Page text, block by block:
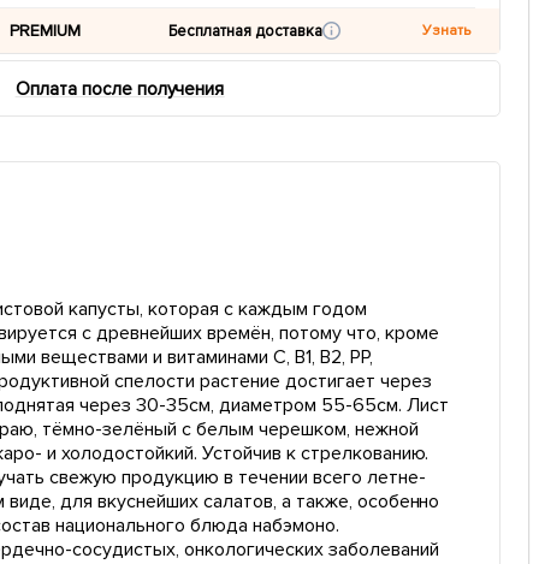
PREMIUM Бесплатная доставка Узнать
Оплата после получения
капусты, которая с каждым годом
с древнейших времён, потому что, кроме
веществами и витаминами С, В1, В2, РР,
спелости растение достигает через
через 30-35см, диаметром 55-65см. Лист
тёмно-зелёный с белым черешком, нежной
и холодостойкий. Устойчив к стрелкованию.
свежую продукцию в течении всего летне-
для вкуснейших салатов, а также, особенно
национального блюда набэмоно.
сосудистых, онкологических заболеваний